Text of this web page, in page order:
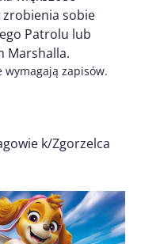
zrobienia sobie
Patrolu lub
Marshalla.
wymagają zapisów.
k/Zgorzelca